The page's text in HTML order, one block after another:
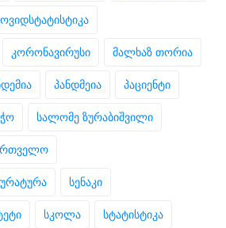
კორონავირუსი მალხაზ თორია
პანდმეია პაციენტი
სალომე ზურაბიშვილი
სენაკი
სკოლა სტატისტიკა